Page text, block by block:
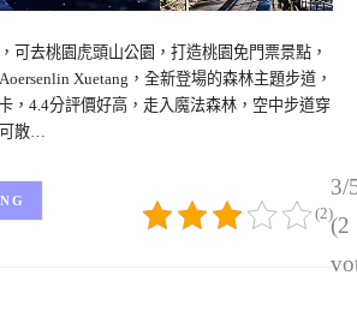
可去桃園虎頭山公園，打造桃園免門票景點，
Xuetang，全新登場的森林主題步道，
，4.4分評價好高，走入魔法森林，空中步道穿
散…
3/
(2
(2)